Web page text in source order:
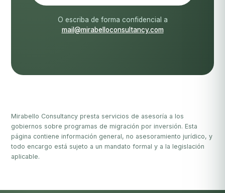
O escriba de forma confidencial a
mail@mirabelloconsultancy.com
Mirabello Consultancy presta servicios de asesoría a los
gobiernos sobre programas de migración por inversión. Esta
página contiene información general, no asesoramiento jurídico, y
todo encargo está sujeto a un mandato formal y a la legislación
aplicable.